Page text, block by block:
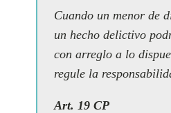
Cuando un menor de
un hecho delictivo
con arreglo a lo
regule la
Art. 19 CP